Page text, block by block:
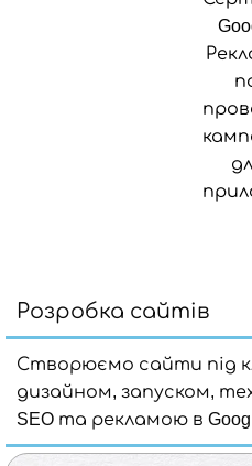
Розробка сайтів
Створюємо сайти під
дизайном, запуском,
SEO та рекламою в